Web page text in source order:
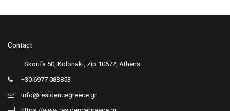
Contact
+30 6977 083853
info@residencegreece.gr